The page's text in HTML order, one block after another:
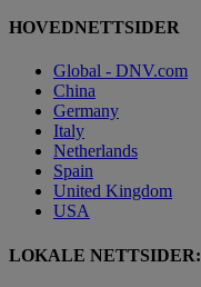
HOVEDNETTSIDER
Global - DNV.com
China
Germany
Italy
Netherlands
Spain
United Kingdom
USA
LOKALE NETTSIDER: